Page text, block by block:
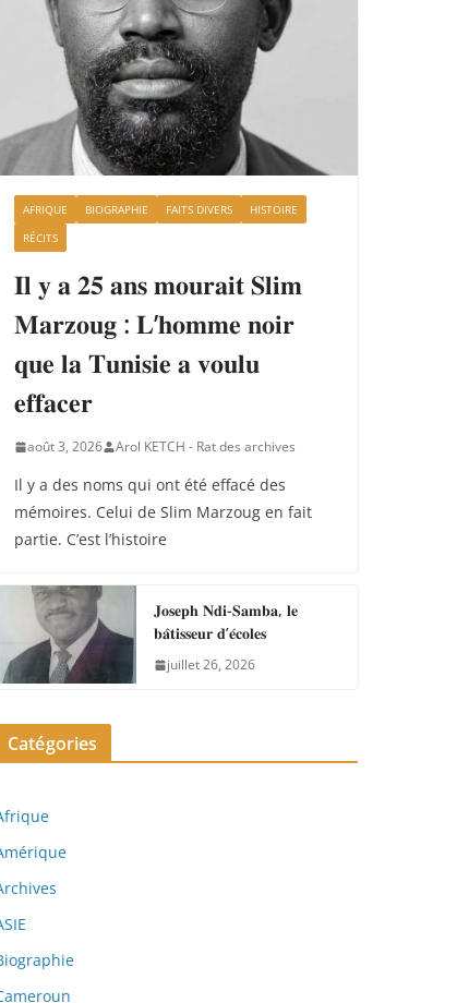
AFRIQUE BIOGRAPHIE FAITS DIVERS
HISTOIRE
RÉCITS
𝐈𝐥 𝐲 𝐚 𝟐𝟓 𝐚𝐧𝐬 𝐦𝐨𝐮𝐫𝐚𝐢𝐭 𝐒𝐥𝐢𝐦
𝐌𝐚𝐫𝐳𝐨𝐮𝐠 : 𝐋’𝐡𝐨𝐦𝐦𝐞 𝐧𝐨𝐢𝐫
𝐪𝐮𝐞 𝐥𝐚 𝐓𝐮𝐧𝐢𝐬𝐢𝐞 𝐚 𝐯𝐨𝐮𝐥𝐮
𝐞𝐟𝐟𝐚𝐜𝐞𝐫
août 3, 2026 Arol KETCH - Rat des archives
Il y a des noms qui ont été effacé des
mémoires. Celui de Slim Marzoug en fait
partie. C’est l’histoire
𝐉𝐨𝐬𝐞𝐩𝐡 𝐍𝐝𝐢-𝐒𝐚𝐦𝐛𝐚, 𝐥𝐞
𝐛𝐚̂𝐭𝐢𝐬𝐬𝐞𝐮𝐫 𝐝’𝐞́𝐜𝐨𝐥𝐞𝐬
juillet 26, 2026
Catégories